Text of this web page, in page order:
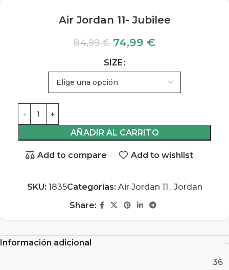
Air Jordan 11- Jubilee
84,99€ 74,99 €
SIZE
AÑADIR AL CARRITO
Add to compare Add to wishlist
SKU: 1835Categorías: Air Jordan 11 , Jordan
Share:
Información adicional
36